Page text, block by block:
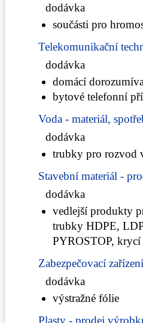
dodávka
součásti pro
Telekomunikační
dodávka
domácí
bytové telefonní
Voda - materiál,
dodávka
trubky pro rozvod
Stavební materiál -
dodávka
vedlejší produkty
trubky HDPE,
PYROSTOP, krycí
Zabezpečovací
dodávka
výstražné fólie
Plasty - prodej